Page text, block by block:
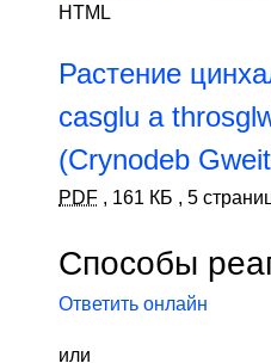
HTML
Растение
casglu a
(Crynodeb
PDF , 161 КБ , 5
Способы
Ответить онлайн
или